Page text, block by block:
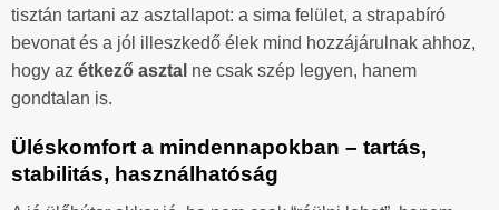
tisztán tartani az asztallapot: a sima felület, a strapabíró
bevonat és a jól illeszkedő élek mind hozzájárulnak ahhoz,
hogy az étkező asztal ne csak szép legyen, hanem
gondtalan is.
Üléskomfort a mindennapokban – tartás,
stabilitás, használhatóság